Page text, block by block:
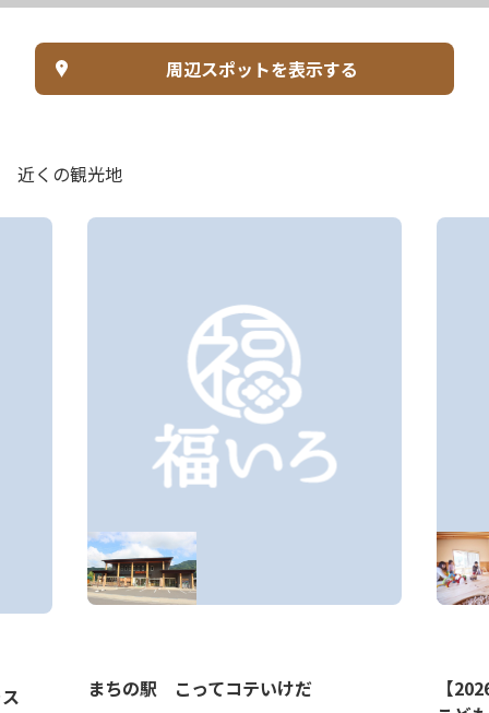
周辺スポットを表示する
近くの観光地
まちの駅 こってコテいけだ
【